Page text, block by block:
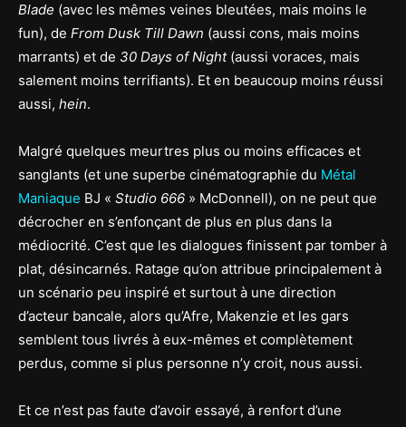
Blade (avec les mêmes veines bleutées, mais moins le
fun), de From Dusk Till Dawn (aussi cons, mais moins
marrants) et de 30 Days of Night(aussi voraces, mais
salement moins terrifiants). Et en beaucoup moins réussi
aussi, hein.
Malgré quelques meurtres plus ou moins efficaces et
sanglants (et une superbe cinématographie du Métal
Maniaque BJ « Studio 666 » McDonnell), on ne peut que
décrocher en s’enfonçant de plus en plus dans la
médiocrité. C’est que les dialogues finissent par tomber à
plat, désincarnés. Ratage qu’on attribue principalement à
un scénario peu inspiré et surtout à une direction
d’acteur bancale, alors qu’Afre, Makenzie et les gars
semblent tous livrés à eux-mêmes et complètement
perdus, comme si plus personne n’y croit, nous aussi.
Et ce n’est pas faute d’avoir essayé, à renfort d’une